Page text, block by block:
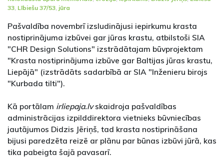
33 Lībiešu 37/53 jūra
Pašvaldība novembrī izsludinājusi iepirkumu krasta
nostiprinājuma izbūvei gar jūras krastu, atbilstoši SIA
"CHR Design Solutions" izstrādātajam būvprojektam
"Krasta nostiprinājuma izbūve gar Baltijas jūras krastu,
Liepājā" (izstrādāts sadarbībā ar SIA "Inženieru birojs
"Kurbada tilti").
Kā portālam irliepaja.lvskaidroja pašvaldības
administrācijas izpilddirektora vietnieks būvniecības
jautājumos Didzis Jēriņš, tad krasta nostiprināšana
bijusi paredzēta reizē ar plānu par būnas izbūvi jūrā, kas
tika pabeigta šajā pavasarī.